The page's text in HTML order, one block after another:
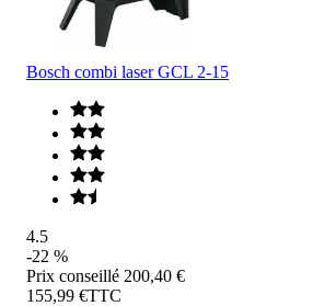
Bosch combi laser GCL 2-15
4.5
-22 %
Prix conseillé 200,40 €
155,99 €TTC